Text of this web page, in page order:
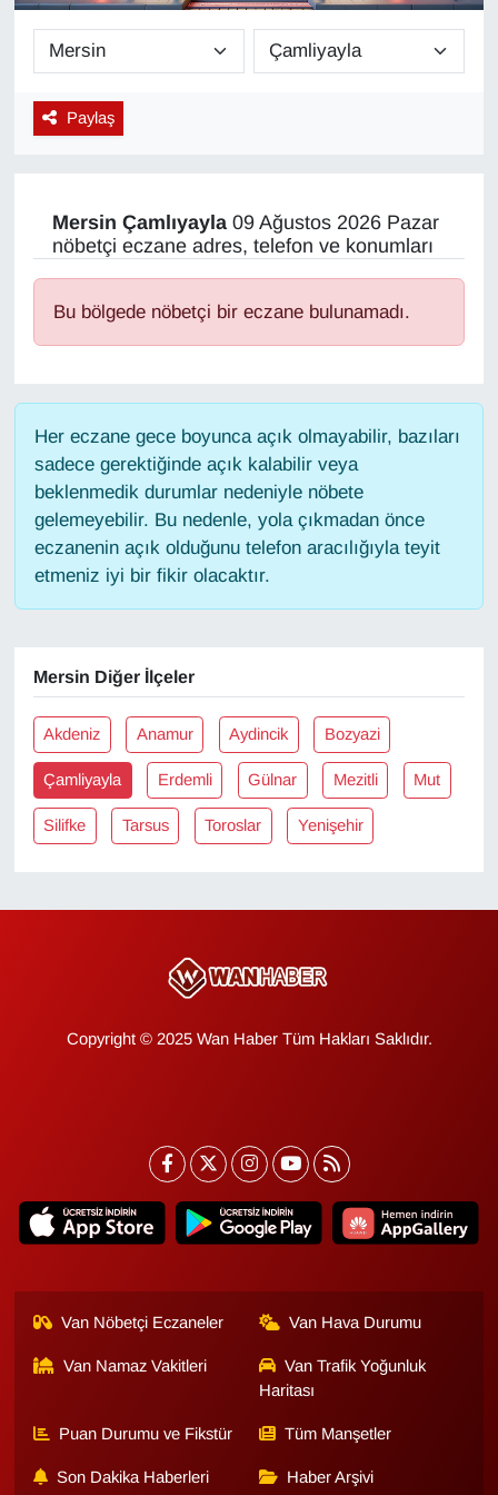
Paylaş
Mersin Çamlıyayla09 Ağustos 2026 Pazar
nöbetçi eczane adres, telefon ve konumları
Bu bölgede nöbetçi bir eczane bulunamadı.
Her eczane gece boyunca açık olmayabilir, bazıları
sadece gerektiğinde açık kalabilir veya
beklenmedik durumlar nedeniyle nöbete
gelemeyebilir. Bu nedenle, yola çıkmadan önce
eczanenin açık olduğunu telefon aracılığıyla teyit
etmeniz iyi bir fikir olacaktır.
Mersin Diğer İlçeler
Akdeniz Anamur Aydincik Bozyazi
Çamliyayla Erdemli Gülnar Mezitli Mut
Silifke Tarsus Toroslar Yenişehir
Copyright © 2025 Wan Haber Tüm Hakları Saklıdır.
Van Nöbetçi Eczaneler Van Hava Durumu
Van Namaz Vakitleri
Van Trafik Yoğunluk
Haritası
Puan Durumu ve Fikstür Tüm Manşetler
Son Dakika Haberleri Haber Arşivi
Diğer
DÜNYA
EKONOMİ
Eleman
Emlak
GENEL
Güncel
Gündem
Haber
HABERDE İNSAN
İngilizce
Kadın
Kamu Alımları
ONE EKONOMİ
POLİTİKA
Resmi İlanlar